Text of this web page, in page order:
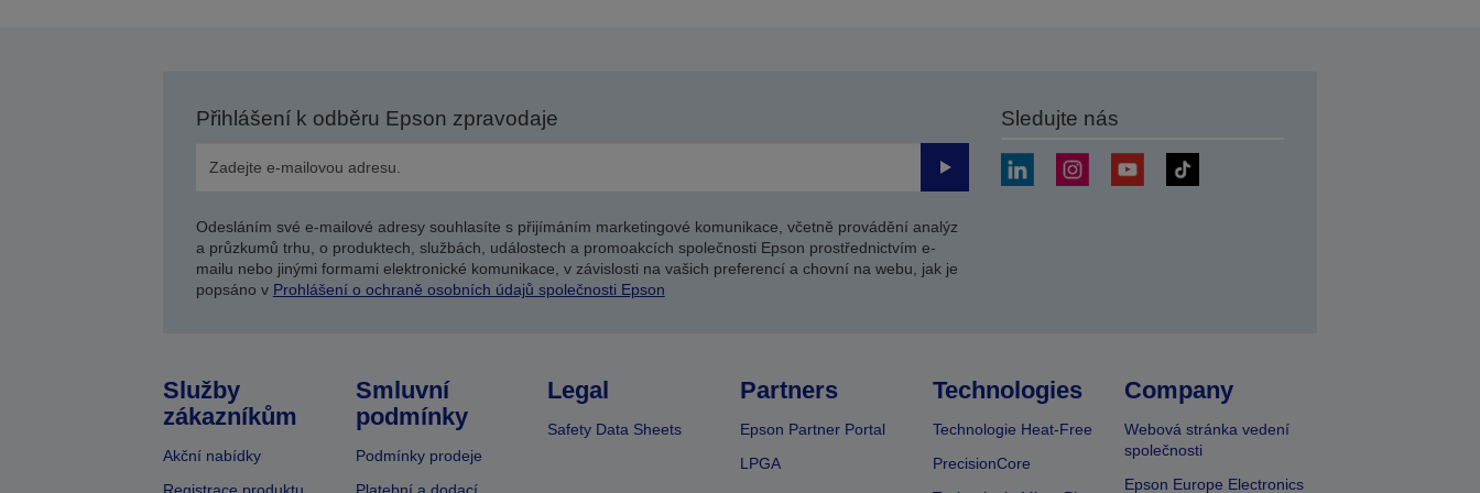
Přihlášení k odběru Epson zpravodaje
Odeslat
Odesláním své e-mailové adresy souhlasíte s přijímáním marketingové komunikace, včetně provádění analýz
a průzkumů trhu, o produktech, službách, událostech a promoakcích společnosti Epson prostřednictvím e-
mailu nebo jinými formami elektronické komunikace, v závislosti na vašich preferencí a chovní na webu, jak je
popsáno v Prohlášení o ochraně osobních údajů společnosti Epson
Sledujte nás
Služby
zákazníkům
Akční nabídky
Smluvní
podmínky
Podmínky prodeje
Legal
Safety Data Sheets
Partners
Epson Partner Portal
LPGA
Technologies
Technologie Heat-Free
PrecisionCore
Company
Webová stránka vedení
společnosti
Epson Europe Electronics